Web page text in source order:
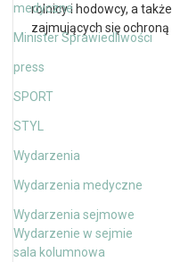
medyczne
Minister Sprawiedliwości
press
SPORT
STYL
Wydarzenia
Wydarzenia medyczne
Wydarzenia sejmowe
Wydarzenie w sejmie
sala kolumnowa
rolnicy i hodowcy, a
zajmujących się